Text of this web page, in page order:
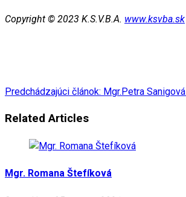
Copyright © 2023 K.S.V.B.A. www.ksvba.sk
Predchádzajúci článok: Mgr.Petra Sanigová
Related Articles
Mgr. Romana Štefíková